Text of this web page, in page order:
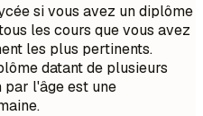
si vous avez un diplôme
les cours que vous avez
les plus pertinents.
datant de plusieurs
par l'âge est une